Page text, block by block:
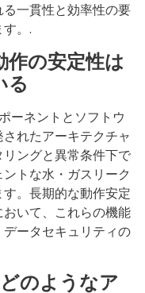
一貫性と効率性の要
。.
作の安定性は
る
ーネントとソフトウ
れたアーキテクチャ
ングと異常条件下で
トな水・ガスリーク
。長期的な動作安定
いて、これらの機能
ータセキュリティの
のようなア